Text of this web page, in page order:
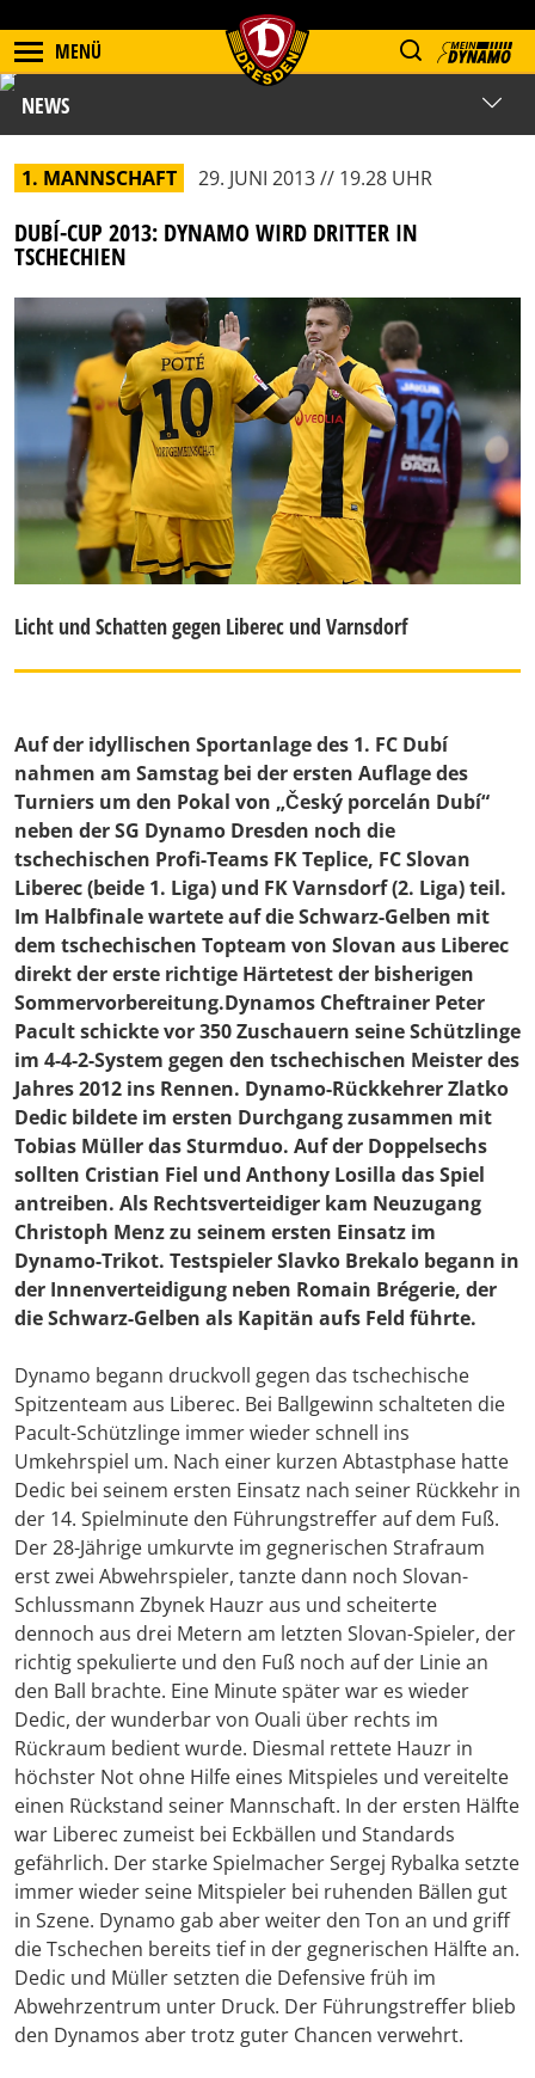
MENÜ
NEWS
1. MANNSCHAFT 29. JUNI 2013 // 19.28 UHR
DUBÍ-CUP 2013: DYNAMO WIRD DRITTER IN
TSCHECHIEN
Licht und Schatten gegen Liberec und Varnsdorf
Auf der idyllischen Sportanlage des 1. FC Dubí
nahmen am Samstag bei der ersten Auflage des
Turniers um den Pokal von „Český porcelán Dubí“
neben der SG Dynamo Dresden noch die
tschechischen Profi-Teams FK Teplice, FC Slovan
Liberec (beide 1. Liga) und FK Varnsdorf (2. Liga) teil.
Im Halbfinale wartete auf die Schwarz-Gelben mit
dem tschechischen Topteam von Slovan aus Liberec
direkt der erste richtige Härtetest der bisherigen
Sommervorbereitung.Dynamos Cheftrainer Peter
Pacult schickte vor 350 Zuschauern seine Schützlinge
im 4-4-2-System gegen den tschechischen Meister des
Jahres 2012 ins Rennen. Dynamo-Rückkehrer Zlatko
Dedic bildete im ersten Durchgang zusammen mit
Tobias Müller das Sturmduo. Auf der Doppelsechs
sollten Cristian Fiel und Anthony Losilla das Spiel
antreiben. Als Rechtsverteidiger kam Neuzugang
Christoph Menz zu seinem ersten Einsatz im
Dynamo-Trikot. Testspieler Slavko Brekalo begann in
der Innenverteidigung neben Romain Brégerie, der
die Schwarz-Gelben als Kapitän aufs Feld führte.
Dynamo begann druckvoll gegen das tschechische
Spitzenteam aus Liberec. Bei Ballgewinn schalteten die
Pacult-Schützlinge immer wieder schnell ins
Umkehrspiel um. Nach einer kurzen Abtastphase hatte
Dedic bei seinem ersten Einsatz nach seiner Rückkehr in
der 14. Spielminute den Führungstreffer auf dem Fuß.
Der 28-Jährige umkurvte im gegnerischen Strafraum
erst zwei Abwehrspieler, tanzte dann noch Slovan-
Schlussmann Zbynek Hauzr aus und scheiterte
dennoch aus drei Metern am letzten Slovan-Spieler, der
richtig spekulierte und den Fuß noch auf der Linie an
den Ball brachte. Eine Minute später war es wieder
Dedic, der wunderbar von Ouali über rechts im
Rückraum bedient wurde. Diesmal rettete Hauzr in
höchster Not ohne Hilfe eines Mitspieles und vereitelte
einen Rückstand seiner Mannschaft. In der ersten Hälfte
war Liberec zumeist bei Eckbällen und Standards
gefährlich. Der starke Spielmacher Sergej Rybalka setzte
immer wieder seine Mitspieler bei ruhenden Bällen gut
in Szene. Dynamo gab aber weiter den Ton an und griff
die Tschechen bereits tief in der gegnerischen Hälfte an.
Dedic und Müller setzten die Defensive früh im
Abwehrzentrum unter Druck. Der Führungstreffer blieb
den Dynamos aber trotz guter Chancen verwehrt.